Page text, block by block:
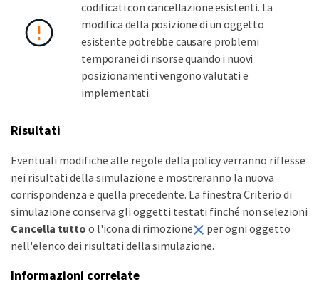
codificati con cancellazione esistenti. La
modifica della posizione di un oggetto
esistente potrebbe causare problemi
temporanei di risorse quando i nuovi
posizionamenti vengono valutati e
implementati.
Risultati
Eventuali modifiche alle regole della policy verranno riflesse
nei risultati della simulazione e mostreranno la nuova
corrispondenza e quella precedente. La finestra Criterio di
simulazione conserva gli oggetti testati finché non selezioni
Cancella tutto o l'icona di rimozione
per ogni oggetto
nell'elenco dei risultati della simulazione.
Informazioni correlate